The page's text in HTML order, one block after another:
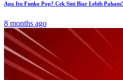
Apa Itu Funko Pop? Cek Sini Biar Lebih Paham!
8 months ago